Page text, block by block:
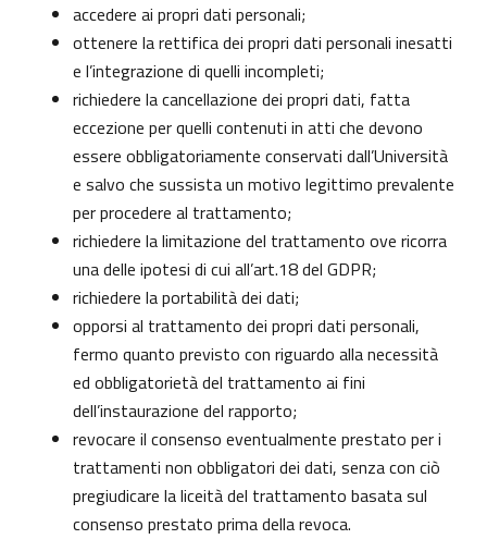
accedere ai propri dati personali;
ottenere la rettifica dei propri dati personali inesatti
e l’integrazione di quelli incompleti;
richiedere la cancellazione dei propri dati, fatta
eccezione per quelli contenuti in atti che devono
essere obbligatoriamente conservati dall’Università
e salvo che sussista un motivo legittimo prevalente
per procedere al trattamento;
richiedere la limitazione del trattamento ove ricorra
una delle ipotesi di cui all’art.18 del GDPR;
richiedere la portabilità dei dati;
opporsi al trattamento dei propri dati personali,
fermo quanto previsto con riguardo alla necessità
ed obbligatorietà del trattamento ai fini
dell’instaurazione del rapporto;
revocare il consenso eventualmente prestato per i
trattamenti non obbligatori dei dati, senza con ciò
pregiudicare la liceità del trattamento basata sul
consenso prestato prima della revoca.